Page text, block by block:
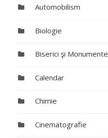
Automobilism
Biologie
Biserici şi Monumente
Calendar
Chimie
Cinematografie